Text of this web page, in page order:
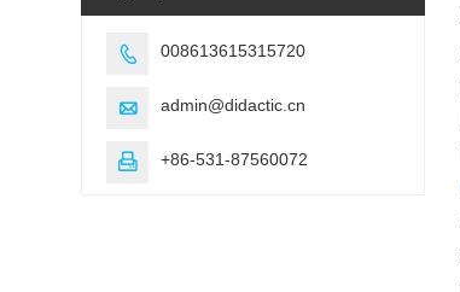
 008613615315720
 admin@didactic.cn
 +86-531-87560072